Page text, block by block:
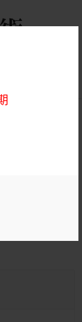
表達